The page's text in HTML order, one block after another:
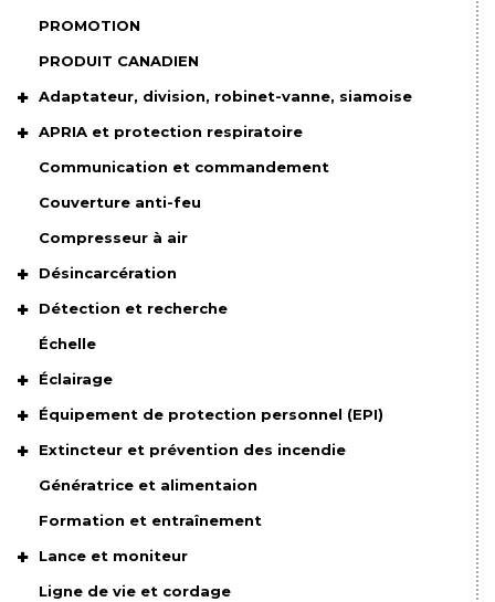
PROMOTION
PRODUIT CANADIEN
Adaptateur, division, robinet-vanne, siamoise
APRIA et protection respiratoire
Communication et commandement
Couverture anti-feu
Compresseur à air
Désincarcération
Détection et recherche
Échelle
Éclairage
Équipement de protection personnel (EPI)
Extincteur et prévention des incendie
Génératrice et alimentaion
Formation et entraînement
Lance et moniteur
Ligne de vie et cordage